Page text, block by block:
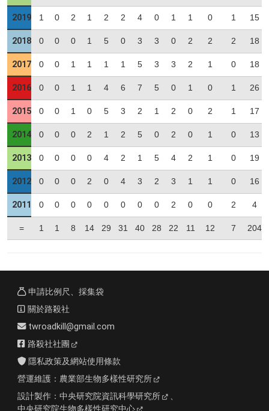
2019 1 0 2 1 2 2 4 0 1 1 0 1 15
2018 0 0 0 1 5 0 3 3 0 2 2 2 18
2017 0 0 1 1 1 1 5 3 3 2 1 0 18
2016 0 0 1 1 4 6 7 5 0 1 0 1 26
2015 0 0 1 0 5 3 2 1 2 0 2 1 17
2014 0 0 0 2 1 2 5 0 2 0 1 0 13
2013 0 0 0 0 4 2 1 5 4 2 1 0 19
2012 0 0 0 2 0 4 3 2 3 1 1 0 16
2011 0 0 0 0 0 0 0 0 2 0 0 2 4
= 1 1 8 14 29 31 40 28 22 11 12 7 204
申請比例尺、採集袋
關於路殺社
twroadkill@gmail.com
路殺社社團
隱私政策及網站使用條款
營運維護： 農業部生物多樣性研究所
設計製作： 中央研究院資訊科學研究所
、